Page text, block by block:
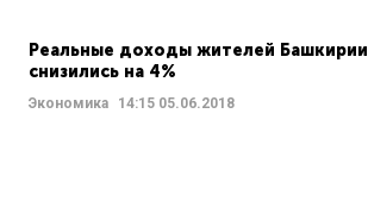
Реальные доходы жителей Башкирии
снизились на 4%
Экономика 14:15 05.06.2018